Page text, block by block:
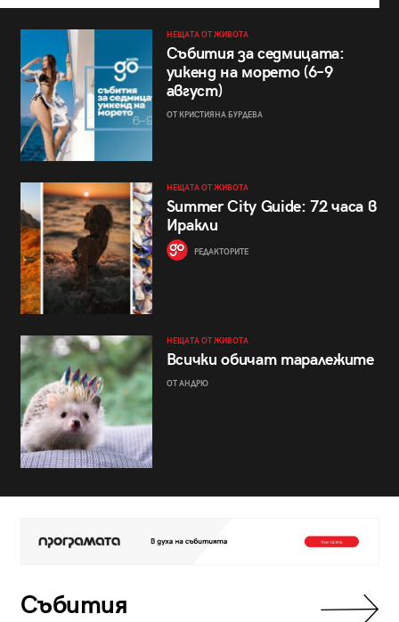
НЕЩАТА ОТ ЖИВОТА
Събития за седмицата:
уикенд на морето (6–9
август)
ОТ КРИСТИЯНА БУРДЕВА
НЕЩАТА ОТ ЖИВОТА
Summer City Guide: 72 часа в
Иракли
РЕДАКТОРИТЕ
НЕЩАТА ОТ ЖИВОТА
Всички обичат таралежите
ОТ АНДРЮ
Събития